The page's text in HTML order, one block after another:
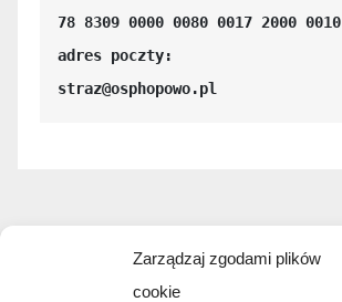
Zarządzaj zgodami plików
cookie
78 8309 0000 0080 0017 2000 0010
adres poczty:
straz@osphopowo.pl